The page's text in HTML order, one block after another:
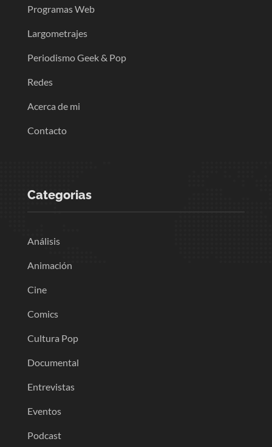
Programas Web
Largometrajes
Periodismo Geek & Pop
Redes
Acerca de mi
Contacto
Categorias
Análisis
Animación
Cine
Comics
Cultura Pop
Documental
Entrevistas
Eventos
Podcast